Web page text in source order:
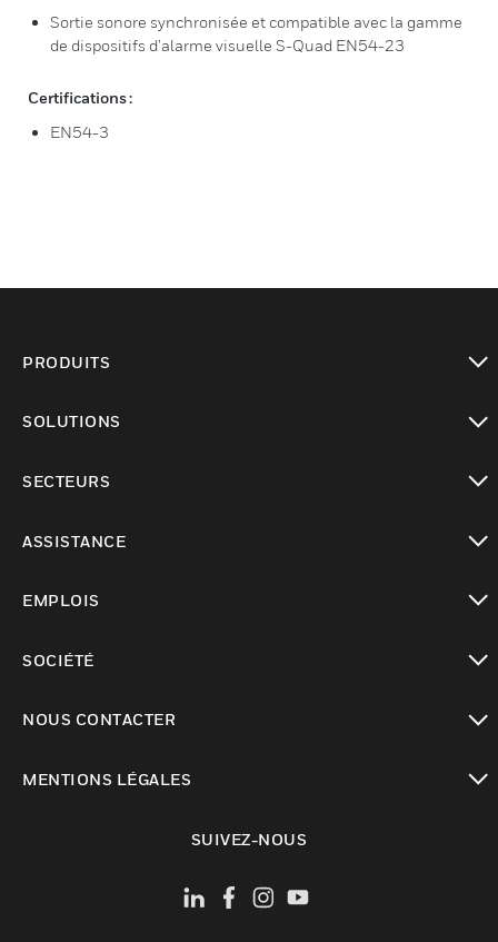
Sortie sonore synchronisée et compatible avec la gamme
de dispositifs d’alarme visuelle S-Quad EN54-23
Certifications :
EN54-3
PRODUITS
SOLUTIONS
SECTEURS
ASSISTANCE
EMPLOIS
SOCIÉTÉ
NOUS CONTACTER
MENTIONS LÉGALES
SUIVEZ-NOUS